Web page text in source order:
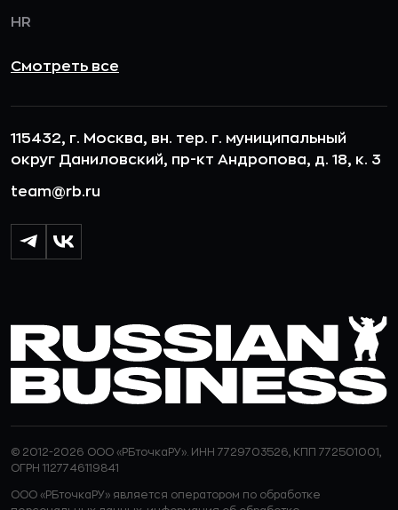
HR
Смотреть все
115432, г. Москва, вн. тер. г. муниципальный
округ Даниловский, пр-кт Андропова, д. 18, к. 3
team@rb.ru
© 2012-2026 ООО «РБточкаРУ». ИНН 7729703526, КПП 772501001,
ОГРН 1127746119841
ООО «РБточкаРУ» является оператором по обработке